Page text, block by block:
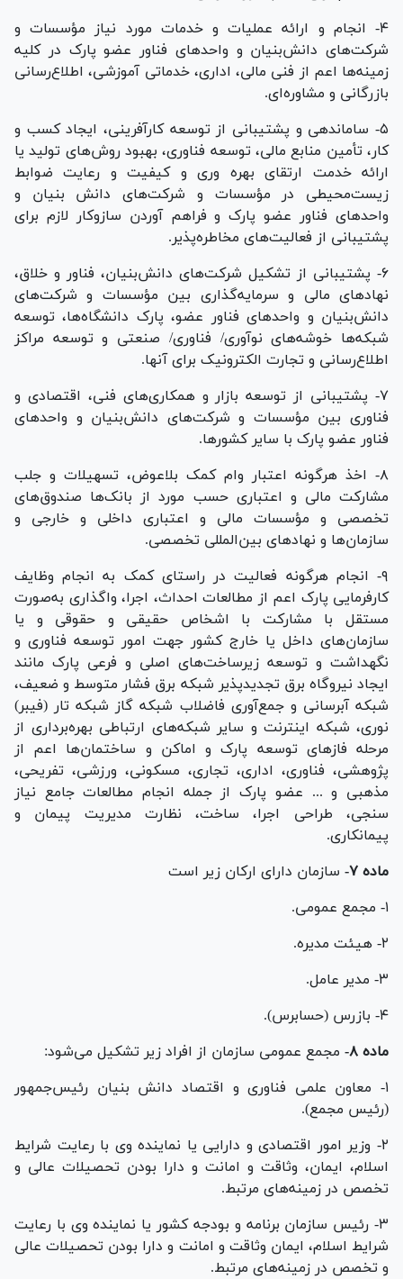
۴- انجام و ارائه عملیات و خدمات مورد نیاز مؤسسات و
شرکت‌های دانش‌بنیان و واحد‌های فناور عضو پارک در کلیه
زمینه‌ها اعم از فنی مالی، اداری، خدماتی آموزشی، اطلاع‌رسانی
بازرگانی و مشاوره‌ای.
۵- ساماندهی و پشتیبانی از توسعه کارآفرینی، ایجاد کسب و
کار، تأمین منابع مالی، توسعه فناوری، بهبود روش‌های تولید یا
ارائه خدمت ارتقای بهره وری و کیفیت و رعایت ضوابط
زیست‌محیطی در مؤسسات و شرکت‌های دانش بنیان و
واحد‌های فناور عضو پارک و فراهم آوردن سازوکار لازم برای
پشتیبانی از فعالیت‌های مخاطره‌پذیر.
۶- پشتیبانی از تشکیل شرکت‌های دانش‌بنیان، فناور و خلاق،
نهاد‌های مالی و سرمایه‌گذاری بین مؤسسات و شرکت‌های
دانش‌بنیان و واحد‌های فناور عضو، پارک دانشگاه‌ها، توسعه
شبکه‌ها خوشه‌های نوآوری/ فناوری/ صنعتی و توسعه مراکز
اطلاع‌رسانی و تجارت الکترونیک برای آنها.
۷- پشتیبانی از توسعه بازار و همکاری‌های فنی، اقتصادی و
فناوری بین مؤسسات و شرکت‌های دانش‌بنیان و واحد‌های
فناور عضو پارک با سایر کشور‌ها.
۸- اخذ هرگونه اعتبار وام کمک بلاعوض، تسهیلات و جلب
مشارکت مالی و اعتباری حسب مورد از بانک‌ها صندوق‌های
تخصصی و مؤسسات مالی و اعتباری داخلی و خارجی و
سازمان‌ها و نهاد‌های بین‌المللی تخصصی.
۹- انجام هرگونه فعالیت در راستای کمک به انجام وظایف
کارفرمایی پارک اعم از مطالعات احداث، اجرا، واگذاری به‌صورت
مستقل با مشارکت با اشخاص حقیقی و حقوقی و یا
سازمان‌های داخل یا خارج کشور جهت امور توسعه فناوری و
نگهداشت و توسعه زیرساخت‌های اصلی و فرعی پارک مانند
ایجاد نیروگاه برق تجدیدپذیر شبکه برق فشار متوسط و ضعیف،
شبکه آبرسانی و جمع‌آوری فاضلاب شبکه گاز شبکه تار (فیبر)
نوری، شبکه اینترنت و سایر شبکه‌های ارتباطی بهره‌برداری از
مرحله فاز‌های توسعه پارک و اماکن و ساختمان‌ها اعم از
پژوهشی، فناوری، اداری، تجاری، مسکونی، ورزشی، تفریحی،
مذهبی و ... عضو پارک از جمله انجام مطالعات جامع نیاز
سنجی، طراحی اجرا، ساخت، نظارت مدیریت پیمان و
پیمانکاری.
ماده ۷-
سازمان دارای ارکان زیر است
۱- مجمع عمومی.
۲- هیئت مدیره.
۳- مدیر عامل.
۴- بازرس (حسابرس).
ماده ۸-
مجمع عمومی سازمان از افراد زیر تشکیل می‌شود:
۱- معاون علمی فناوری و اقتصاد دانش بنیان رئیس‌جمهور
(رئیس مجمع).
۲- وزیر امور اقتصادی و دارایی یا نماینده وی با رعایت شرایط
اسلام، ایمان، وثاقت و امانت و دارا بودن تحصیلات عالی و
تخصص در زمینه‌های مرتبط.
۳- رئیس سازمان برنامه و بودجه کشور یا نماینده وی با رعایت
شرایط اسلام، ایمان وثاقت و امانت و دارا بودن تحصیلات عالی
و تخصص در زمینه‌های مرتبط.